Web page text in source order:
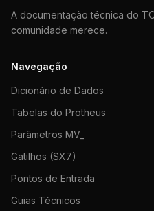
A documentação técnica do
comunidade merece.
Navegação
Dicionário de Dados
Tabelas do Protheus
Parâmetros MV_
Gatilhos (SX7)
Pontos de Entrada
Guias Técnicos